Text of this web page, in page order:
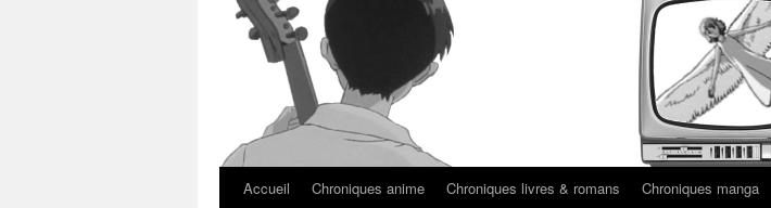
Accueil Chroniques anime Chroniques livres & romans Chroniques manga